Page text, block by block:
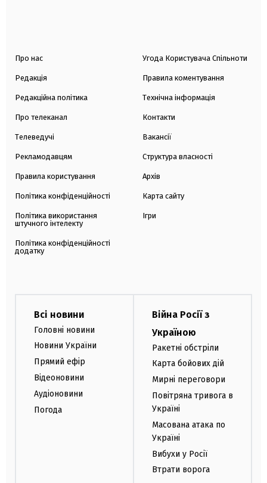
Про нас
Редакція
Редакційна політика
Про телеканал
Телеведучі
Рекламодавцям
Правила користування
Політика конфіденційності
Політика використання
штучного інтелекту
Політика конфіденційності
додатку
Угода Користувача Спільноти
Правила коментування
Технічна інформація
Контакти
Вакансії
Структура власності
Архів
Карта сайту
Ігри
Всі новини
Головні новини
Новини України
Прямий ефір
Відеоновини
Аудіоновини
Погода
Війна Росії з
Україною
Ракетні обстріли
Карта бойових дій
Мирні переговори
Повітряна тривога в
Україні
Масована атака по
Україні
Вибухи у Росії
Втрати ворога